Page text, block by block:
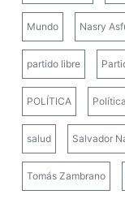
Mundo Nasry
partido libre
POLÍTICA Política
salud Salvador
Tomás Zambrano